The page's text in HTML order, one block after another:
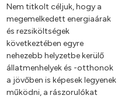
Nem titkolt céljuk, hogy a
megemelkedett energiaárak
és rezsiköltségek
következtében egyre
nehezebb helyzetbe kerülő
állatmenhelyek és -otthonok
a jövőben is képesek legyenek
működni, a rászorulókat